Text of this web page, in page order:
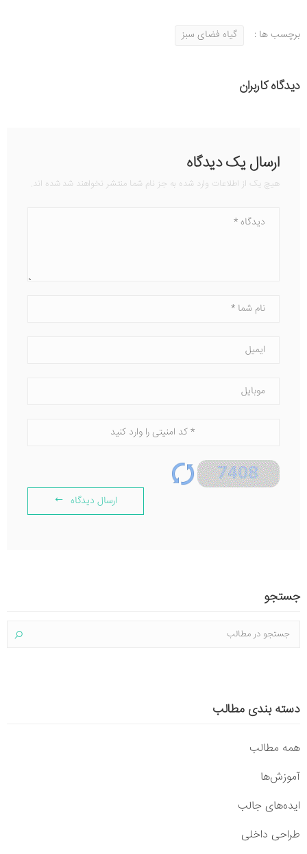
برچسب ها : گیاه فضای سبز
دیدگاه کاربران
ارسال یک دیدگاه
هیچ یک از اطلاعات وارد شده به جز نام شما منتشر نخواهند شد شده اند.
ارسال دیدگاه
جستجو
دسته بندی مطالب
همه مطالب
آموزش‌ها
ایده‌های جالب
طراحی داخلی